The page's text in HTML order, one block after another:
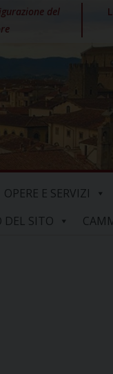
del
OPERE E SERVIZI
DEL SITO